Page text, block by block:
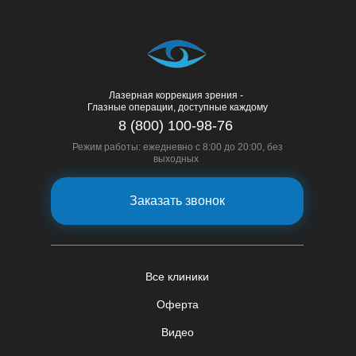
Лазерная коррекция зрения -
Глазные операции, доступные каждому
Оферта
Видео
Все клиники
8 (800) 100-98-76
Режим работы: ежедневно с 8:00 до 20:00, без
выходных
Заказать звонок